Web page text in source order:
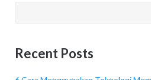
Recent Posts